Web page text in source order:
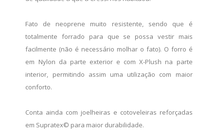
Fato de neoprene muito resistente, sendo que é
totalmente forrado para que se possa vestir mais
facilmente (não é necessário molhar o fato). O forro é
em Nylon da parte exterior e com X-Plush na parte
interior, permitindo assim uma utilização com maior
conforto.
Conta ainda com joelheiras e cotoveleiras reforçadas
em Supratex© para maior durabilidade.